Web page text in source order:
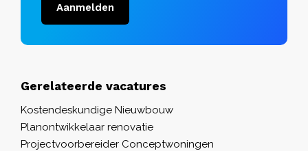
Aanmelden
Gerelateerde vacatures
Kostendeskundige Nieuwbouw
Planontwikkelaar renovatie
Projectvoorbereider Conceptwoningen